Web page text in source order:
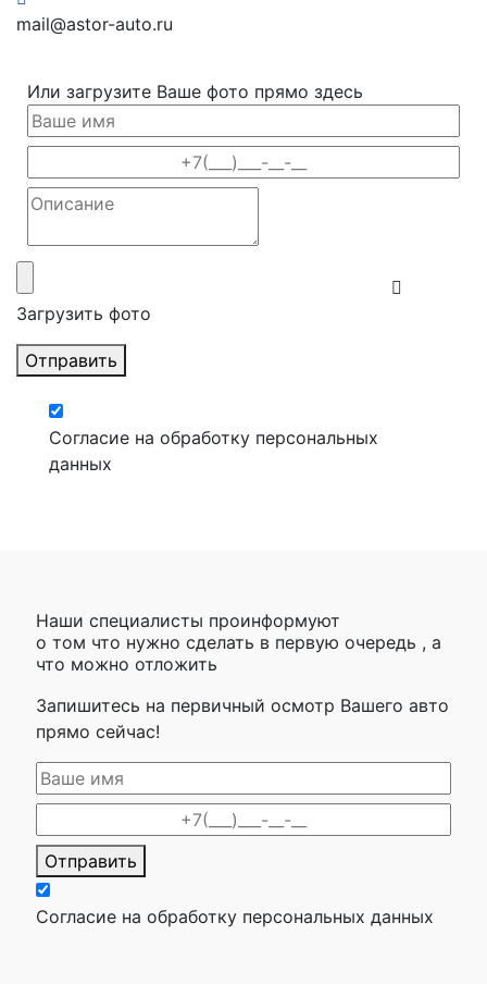
mail@astor-auto.ru
Или загрузите Ваше фото прямо здесь
Загрузить фото
Отправить
Согласие на обработку персональных
данных
Наши специалисты проинформуют
о том что нужно сделать в первую очередь , а
что можно отложить
Запишитесь на первичный осмотр Вашего авто
прямо сейчас!
Отправить
Согласие на обработку персональных данных